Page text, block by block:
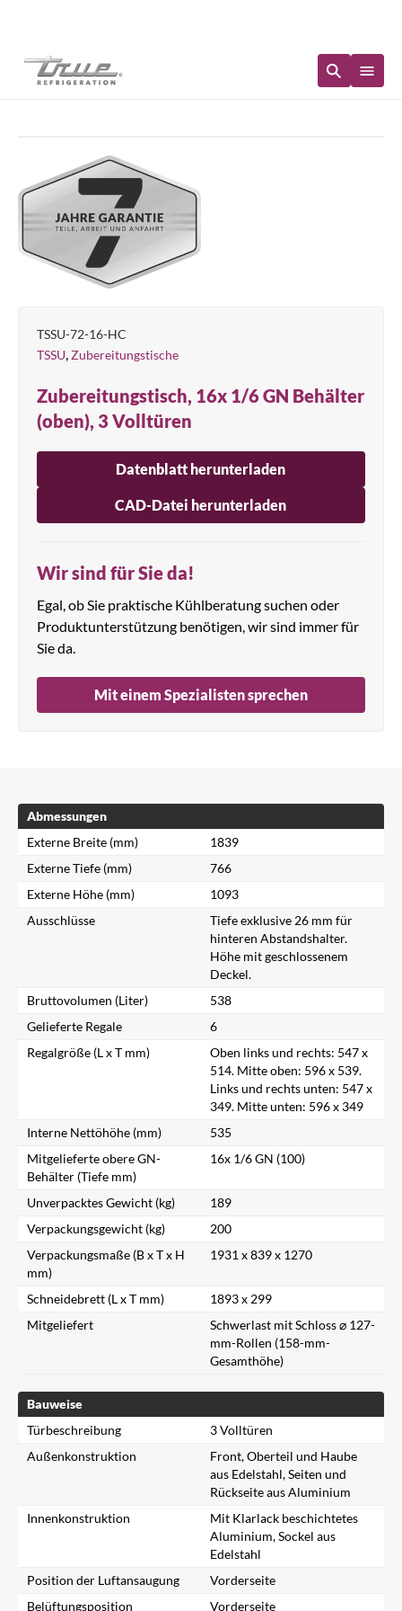
TSSU-72-16-HC
TSSU Zubereitungstische
Zubereitungstisch, 16x 1/6 GN Behälter
(oben), 3 Volltüren
Datenblatt herunterladen
CAD-Datei herunterladen
Wir sind für Sie da!
Egal, ob Sie praktische Kühlberatung suchen oder
Produktunterstützung benötigen, wir sind immer für
Sie da.
Mit einem Spezialisten sprechen
Abmessungen
Externe Breite (mm)
1839
Externe Tiefe (mm)
766
Externe Höhe (mm)
1093
Ausschlüsse
Tiefe exklusive 26 mm für
hinteren Abstandshalter.
Höhe mit geschlossenem
Deckel.
Bruttovolumen (Liter)
538
Gelieferte Regale
6
Regalgröße (L x T mm)
Oben links und rechts: 547 x
514. Mitte oben: 596 x 539.
Links und rechts unten: 547 x
349. Mitte unten: 596 x 349
Interne Nettöhöhe (mm)
535
Mitgelieferte obere GN-
Behälter (Tiefe mm)
16x 1/6 GN (100)
Unverpacktes Gewicht (kg)
189
Verpackungsgewicht (kg)
200
Verpackungsmaße (B x T x H
mm)
1931 x 839 x 1270
Schneidebrett (L x T mm)
1893 x 299
Mitgeliefert
Schwerlast mit Schloss ⌀ 127-
mm-Rollen (158-mm-
Gesamthöhe)
Bauweise
Türbeschreibung
3 Volltüren
Außenkonstruktion
Front, Oberteil und Haube
aus Edelstahl, Seiten und
Rückseite aus Aluminium
Innenkonstruktion
Mit Klarlack beschichtetes
Aluminium, Sockel aus
Edelstahl
Position der Luftansaugung
Vorderseite
Belüftungsposition
Vorderseite